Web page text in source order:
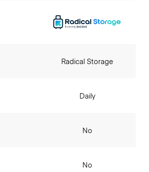
Radical Storage
Daily
No
No